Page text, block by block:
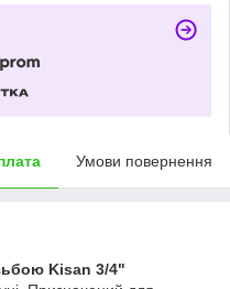
Умови повернення
Kisan 3/4"